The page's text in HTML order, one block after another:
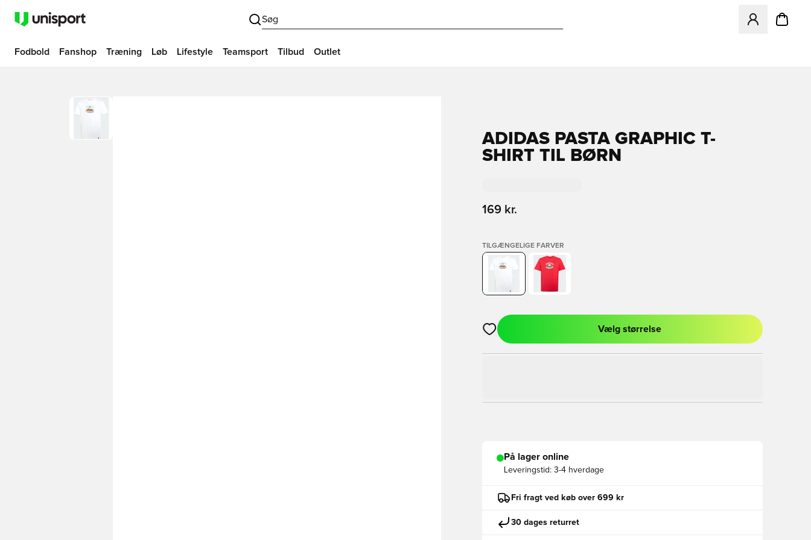
Søg
Åbner en
Fodbold Fanshop Træning Løb Lifestyle Teamsport Tilbud Outlet
ADIDAS PASTA GRAPHIC T-
SHIRT TIL BØRN
169 kr.
TILGÆNGELIGE FARVER
Åbner en Modal til at logge ind eller tilmelde dig som medlem
Vælg størrelse
På lager online
Leveringstid: 3-4 hverdage
Fri fragt ved køb over 699 kr
30 dages returret